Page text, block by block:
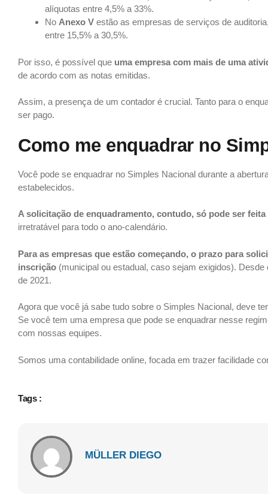
alíquotas entre 4,5% a 33%.
No Anexo V estão as empresas de serviços de
entre 15,5% a 30,5%.
Por isso, é possível que uma empresa com mais de uma
de acordo com as notas emitidas.
Assim, a presença de um contador é crucial. Tanto para o
ser pago.
Como me enquadrar no
Você pode se enquadrar no Simples Nacional durante a
estabelecidos.
A solicitação de enquadramento, contudo, só pode ser
irretratável para todo o ano-calendário.
Para as empresas que estão começando, o prazo para
inscrição (municipal ou estadual, caso sejam exigidos).
de 2021.
Agora que você já sabe tudo sobre o Simples Nacional, deve
Se você tem uma empresa que pode se enquadrar nesse
com nossas equipes.
Somos uma contabilidade online, focada em trazer facilidade
Tags :
MÜLLER DIEGO